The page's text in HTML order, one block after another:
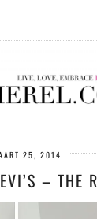
25, 2014
– THE